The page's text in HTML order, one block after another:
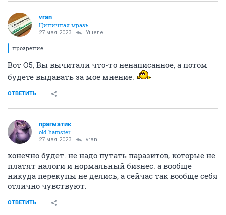
vran
Циничная мразь
27 мая 2023 Ушелец
прозрение
Вот О5, Вы вычитали что-то ненаписанное, а потом
будете выдавать за мое мнение.
ОТВЕТИТЬ
прагматик
old hamster
27 мая 2023 vran
конечно будет. не надо путать паразитов, которые не
платят налоги и нормальный бизнес. а вообще
никуда перекупы не делись, а сейчас так вообще себя
отлично чувствуют.
ОТВЕТИТЬ